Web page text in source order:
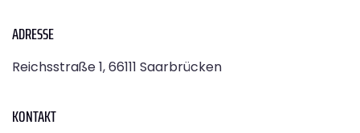
ADRESSE
Reichsstraße 1, 66111 Saarbrücken
KONTAKT